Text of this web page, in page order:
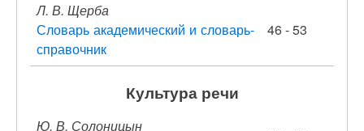
Л. В. Щерба
Словарь академический и словарь-
справочник
46 - 53
Культура речи
Ю. В. Солоницын